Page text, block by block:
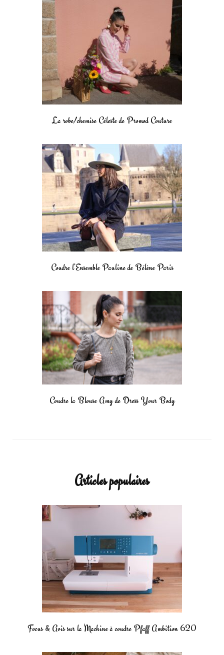
La robe/chemise Céleste de Promod Couture
Coudre l’Ensemble Pauline de Bélène Paris
Coudre la Blouse Amy de Dress Your Body
Articles populaires
Focus & Avis sur la Machine à coudre Pfaff Ambition 620